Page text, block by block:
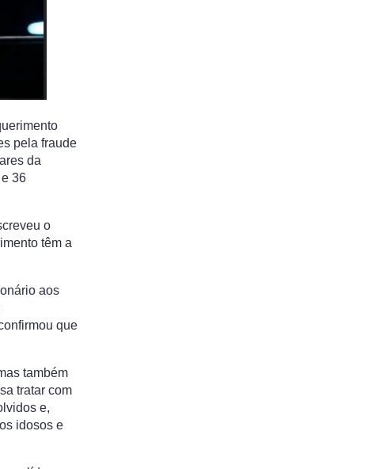
pela fraude
da
36
o
têm a
aos
que
também
tratar com
e,
idosos e